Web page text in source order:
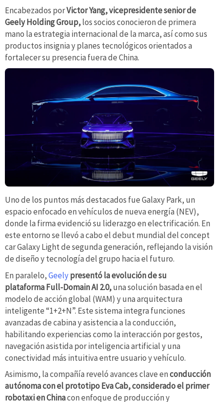
Encabezados porVictor Yang, vicepresidente senior de
Geely Holding Group,los socios conocieron de primera
mano la estrategia internacional de la marca, así como sus
productos insignia y planes tecnológicos orientados a
fortalecer su presencia fuera de China.
Uno de los puntos más destacados fue Galaxy Park, un
espacio enfocado en vehículos de nueva energía (NEV),
donde la firma evidenció su liderazgo en electrificación. En
este entorno se llevó a cabo el debut mundial del concept
car Galaxy Light de segunda generación, reflejando la visión
de diseño y tecnología del grupo hacia el futuro.
En paralelo,Geelypresentó la evolución de su
plataforma Full-Domain AI 2.0,una solución basada en el
modelo de acción global (WAM) y una arquitectura
inteligente “1+2+N”. Este sistema integra funciones
avanzadas de cabina y asistencia a la conducción,
habilitando experiencias como la interacción por gestos,
navegación asistida por inteligencia artificial y una
conectividad más intuitiva entre usuario y vehículo.
Asimismo, la compañía reveló avances clave enconducción
autónoma con el prototipo Eva Cab,considerado el primer
robotaxi en Chinacon enfoque de producción y